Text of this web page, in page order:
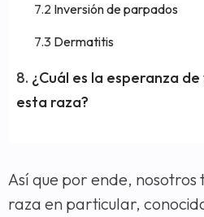
Inversión de parpados
Dermatitis
¿Cuál es la esperanza
esta raza?
Así que por ende,
raza en particular,